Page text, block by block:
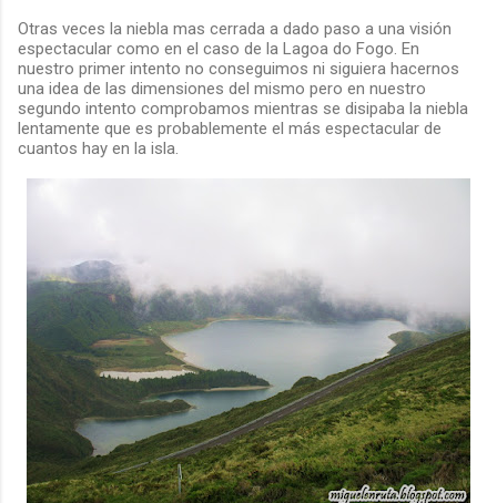
Otras veces la niebla mas cerrada a dado paso a una visión
espectacular como en el caso de la Lagoa do Fogo. En
nuestro primer intento no conseguimos ni siguiera hacernos
una idea de las dimensiones del mismo pero en nuestro
segundo intento comprobamos mientras se disipaba la niebla
lentamente que es probablemente el más espectacular de
cuantos hay en la isla.